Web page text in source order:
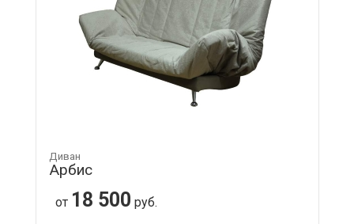
Диван
Арбис
от 18 500 руб.